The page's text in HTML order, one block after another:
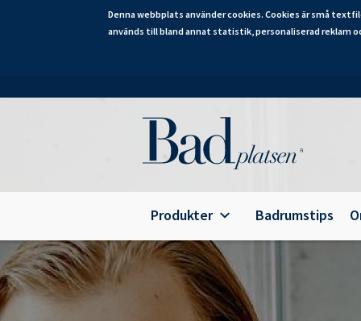
Denna webbplats använder cookies. Cookies är små
används till bland annat statistik, personaliserad reklam
till
Produkter
Alterna Ariella Aqua
Alterna Ariella
Alterna Basic Aqua
Alterna Basic
Badrumstips